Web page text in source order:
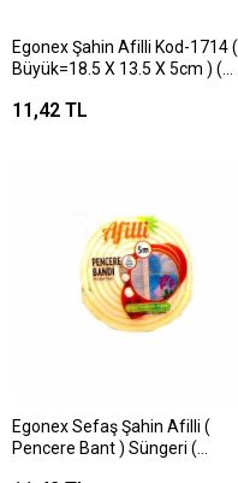
Egonex Şahin Afilli Kod-1714 (
Büyük=18.5 X 13.5 X 5cm ) (
Süngeri*24x10
11,42 TL
Egonex Sefaş Şahin Afilli (
Pencere Bant ) Süngeri (